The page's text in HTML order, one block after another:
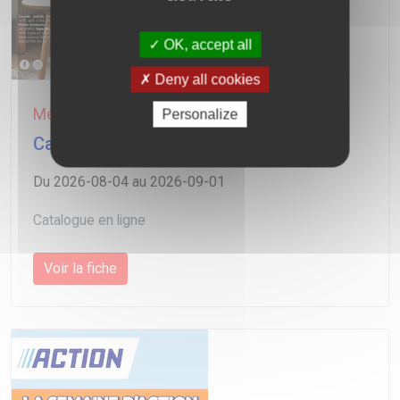
Meubles et décoration
Catalogue B&M
Du 2026-08-04 au 2026-09-01
Catalogue en ligne
Voir la fiche
OK, accept all
Deny all cookies
Personalize